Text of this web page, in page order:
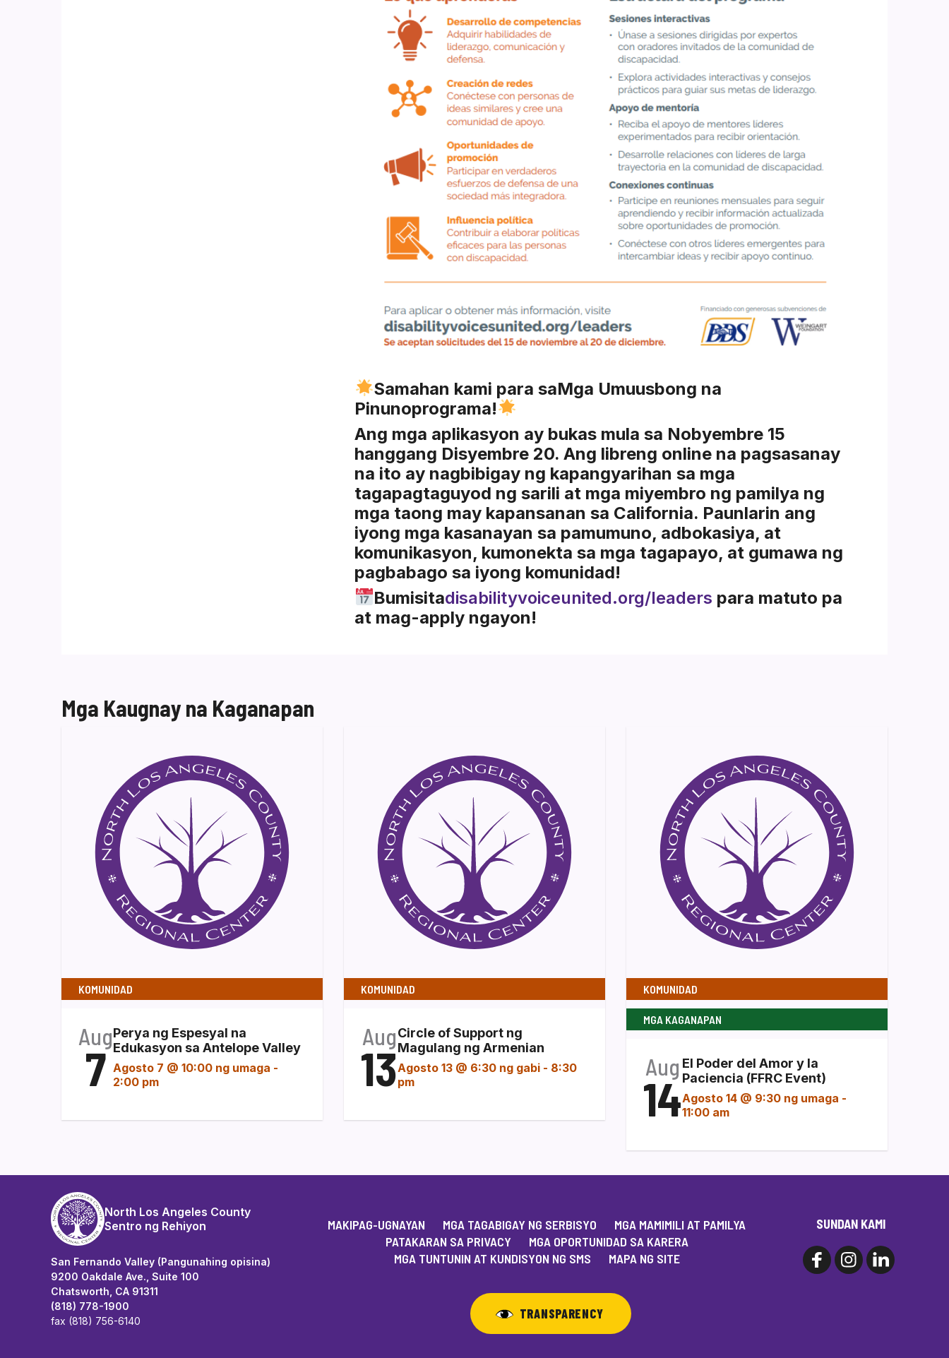
Samahan kami para saMga Umuusbong na
Pinunoprograma!
Ang mga aplikasyon ay bukas mula sa Nobyembre 15
hanggang Disyembre 20. Ang libreng online na pagsasanay
na ito ay nagbibigay ng kapangyarihan sa mga
tagapagtaguyod ng sarili at mga miyembro ng pamilya ng
mga taong may kapansanan sa California. Paunlarin ang
iyong mga kasanayan sa pamumuno, adbokasiya, at
komunikasyon, kumonekta sa mga tagapayo, at gumawa ng
pagbabago sa iyong komunidad!
Bumisitadisabilityvoiceunited.org/leaders para matuto pa
at mag-apply ngayon!
Mga Kaugnay na Kaganapan
KOMUNIDAD
Aug
7
Perya ng Espesyal na
Edukasyon sa Antelope Valley
Agosto 7 @ 10:00 ng umaga -
2:00 pm
KOMUNIDAD
Aug
13
Circle of Support ng
Magulang ng Armenian
Agosto 13 @ 6:30 ng gabi - 8:30
pm
KOMUNIDAD
MGA KAGANAPAN
Aug
14
El Poder del Amor y la
Paciencia (FFRC Event)
Agosto 14 @ 9:30 ng umaga -
11:00 am
North Los Angeles County
Sentro ng Rehiyon
San Fernando Valley (Pangunahing opisina)
9200 Oakdale Ave., Suite 100
Chatsworth, CA 91311
(818) 778-1900
fax (818) 756-6140
MAKIPAG-UGNAYAN MGA TAGABIGAY NG SERBISYO
MGA MAMIMILI AT PAMILYA
PATAKARAN SA PRIVACY
MGA OPORTUNIDAD SA KARERA
MGA TUNTUNIN AT KUNDISYON NG SMS
MAPA NG SITE
TRANSPARENCY
SUNDAN KAMI